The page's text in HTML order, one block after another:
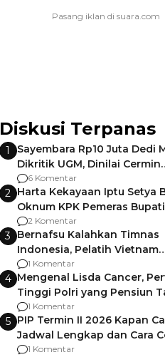
Diskusi Terpanas
1
Sayembara Rp10 Juta Dedi
Dikritik UGM, Dinilai Cermin
Gagalnya Negara Jamin
6 Komentar
2 Harta Kekayaan Iptu Setya
Oknum KPK Pemeras Bupati
Pemalang
2 Komentar
3 Bernafsu Kalahkan Timnas
Indonesia, Pelatih Vietnam
Berencana Pakai Jimat di
1 Komentar
4 Mengenal Lisda Cancer,
Tinggi Polri yang Pensiun
Usai Jadi Brigjen
1 Komentar
5 PIP Termin II 2026 Kapan
Jadwal Lengkap dan Cara
agar Dana Tidak Hangus!
1 Komentar